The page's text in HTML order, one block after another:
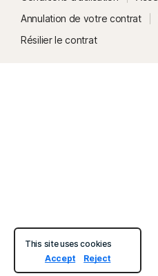
Annulation de votre contrat
Résilier le contrat
This site uses cookies
Accept
Reject